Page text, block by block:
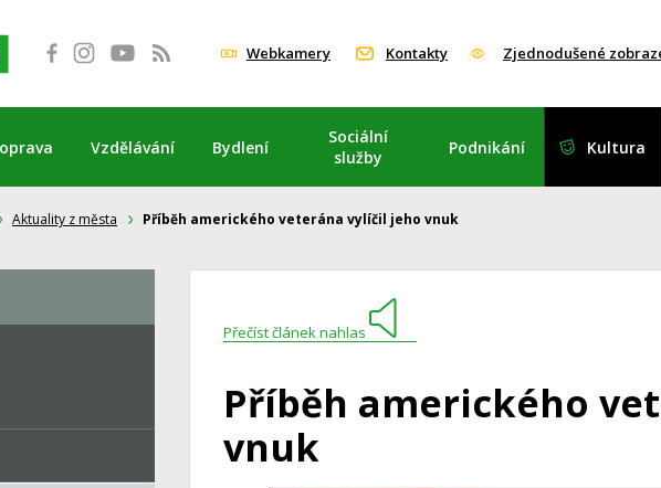
Webkamery Kontakty Zjednodušené
Vzdělávání Bydlení
Sociální
služby
Podnikání Kultura
Aktuality z města Příběh amerického veterána vylíčil jeho vnuk
Přečíst článek nahlas
Příběh amerického
vnuk